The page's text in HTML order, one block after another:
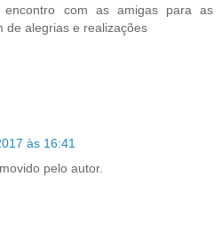
com as amigas para as
de alegrias e realizações
às 16:41
pelo autor.